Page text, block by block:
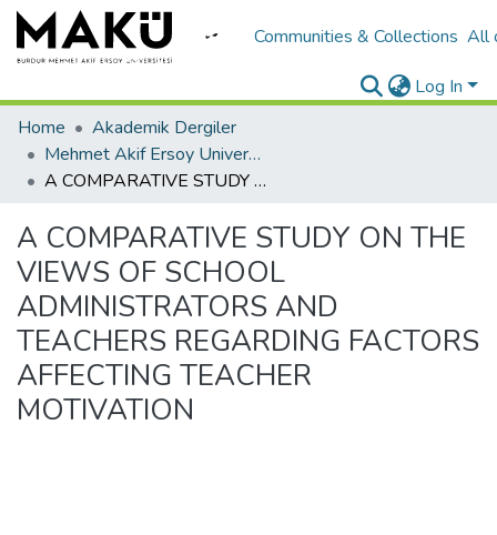
Communities & Collections All
Log In
Home
Akademik Dergiler
Mehmet Akif Ersoy University Journal of Education Faculty
A COMPARATIVE STUDY ON THE VIEWS OF SCHOOL ADMINISTRATORS AND TEACHERS REGARDING FACTORS AFFECTING TEACHER MOTIVATION
A COMPARATIVE STUDY ON THE
VIEWS OF SCHOOL
ADMINISTRATORS AND
TEACHERS REGARDING FACTORS
AFFECTING TEACHER
MOTIVATION